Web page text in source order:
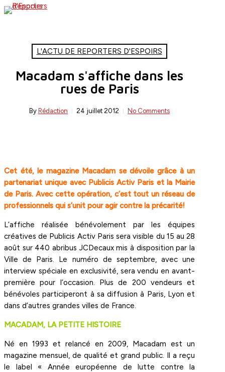
Skip
L'ACTU DE REPORTERS D'ESPOIRS
Macadam s'affiche dans les
rues de Paris
By Rédaction 24 juillet 2012 No Comments
Cet été, le magazine Macadam se dévoile grâce à un
partenariat unique avec Publicis Activ Paris et la Mairie
de Paris. Avec cette opération, c’est tout un réseau de
professionnels qui s’unit pour agir contre la précarité!
L’affiche réalisée bénévolement par les équipes
créatives de Publicis Activ Paris sera visible du 15 au 28
août sur 440 abribus JCDecaux mis à disposition par la
Ville de Paris. Le numéro de septembre, avec une
interview spéciale en exclusivité, sera vendu en avant-
première pour l’occasion. Plus de 200 vendeurs et
bénévoles participeront à sa diffusion à Paris, Lyon et
dans d’autres grandes villes de France.
MACADAM, LA PETITE HISTOIRE
Né en 1993 et relancé en 2009, Macadam est un
magazine mensuel, de qualité et grand public. Il a reçu
le label « Année européenne de lutte contre la